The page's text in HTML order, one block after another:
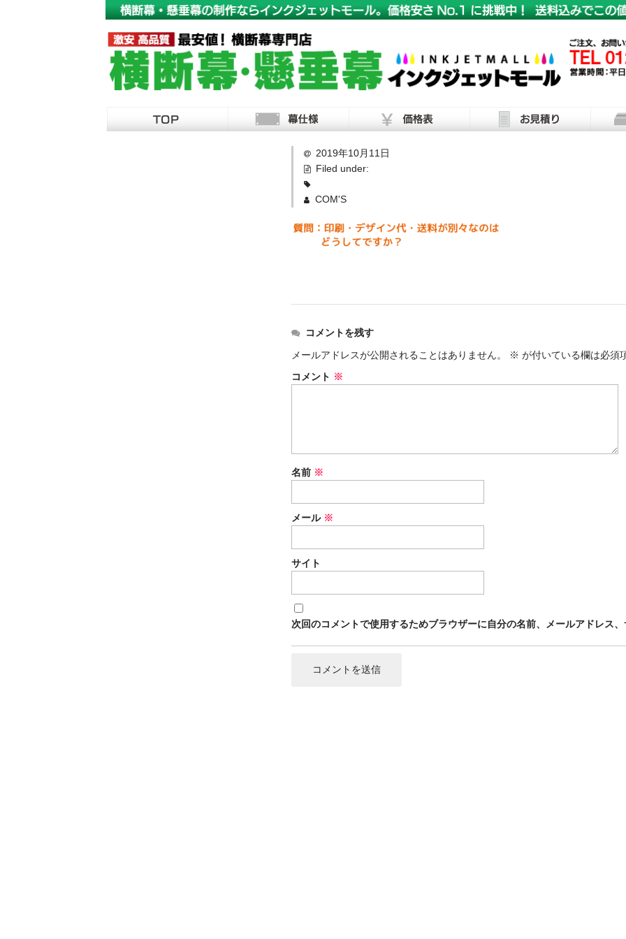
2019年10月11日
Filed under:
COM'S
コメントを残す
メールアドレスが公開されることはありません。
※ が付いている欄は必須
コメント ※
名前 ※
メール ※
サイト
次回のコメントで使用するためブラウザーに自分の名前、メールアドレス、